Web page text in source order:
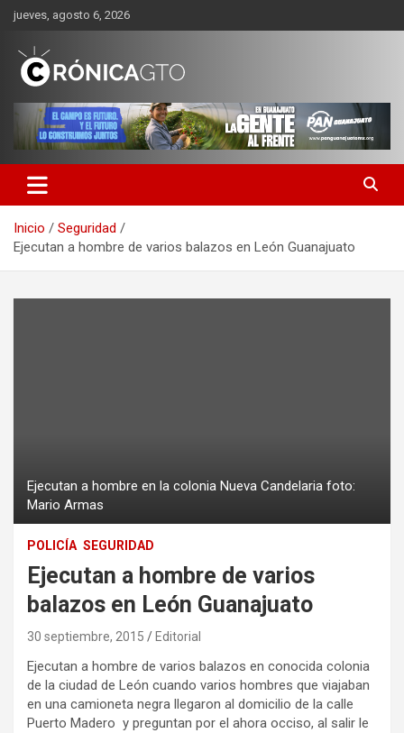
Saltar
contenido
jueves, agosto 6, 2026
CRONICA GUANAJUATO
Inicio
Seguridad
Ejecutan a hombre de varios balazos en León Guanajuato
Ejecutan a hombre en la colonia Nueva Candelaria foto:
Mario Armas
POLICÍA SEGURIDAD
Ejecutan a hombre de varios
balazos en León Guanajuato
30 septiembre, 2015 Editorial
Ejecutan a hombre de varios balazos en conocida colonia
de la ciudad de León cuando varios hombres que viajaban
en una camioneta negra llegaron al domicilio de la calle
Puerto Madero y preguntan por el ahora occiso, al salir le